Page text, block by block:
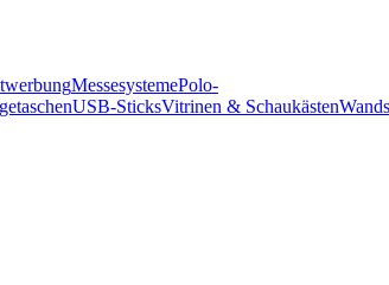
MessesystemePolo-
USB-SticksVitrinen & Schaukästen